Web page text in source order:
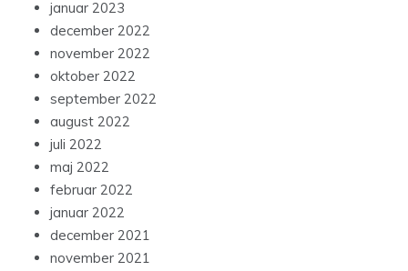
januar 2023
december 2022
november 2022
oktober 2022
september 2022
august 2022
juli 2022
maj 2022
februar 2022
januar 2022
december 2021
november 2021